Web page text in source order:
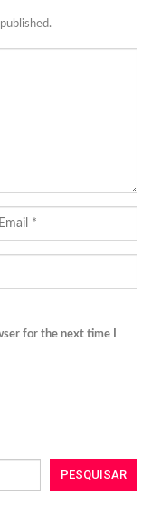
for the next time I
PESQUISAR